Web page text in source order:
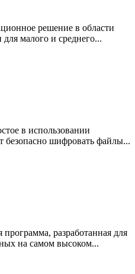
решение в области
малого и среднего...
в использовании
безопасно шифровать файлы...
разработанная для
на самом высоком...